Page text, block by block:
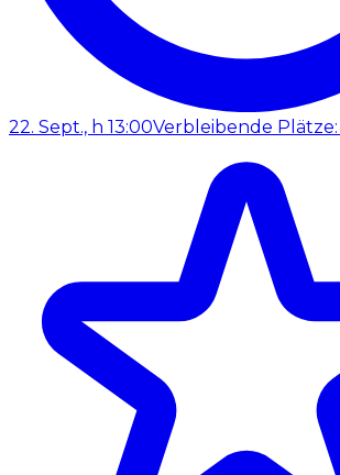
22. Sept., h 13:00Verbleibende